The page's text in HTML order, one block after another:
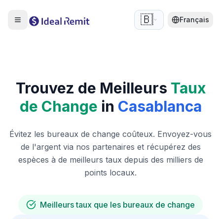
🇧🇪 Français
Trouvez de Meilleurs Taux
de Change in Casablanca
Évitez les bureaux de change coûteux. Envoyez-vous
de l'argent via nos partenaires et récupérez des
espèces à de meilleurs taux depuis des milliers de
points locaux.
Meilleurs taux que les bureaux de change